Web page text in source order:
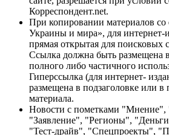
Корреспондент.net.
При копировании материалов
Украины и мира», для интернет-
прямая открытая для поисковых
Ссылка должна быть размещена
полного либо частичного
Гиперссылка (для интернет-
размещена в подзаголовке или в
материала.
Новости с пометками "Мнение",
"Заявление", "Регионы",
"Тест-драйв", "Спецпроекты",